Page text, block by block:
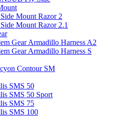
Mount Razor 2
Mount Razor 2.1
Gear Armadillo Harness A2
Gear Armadillo Harness S
Contour SM
SMS 50
SMS 50 Sport
SMS 75
SMS 100